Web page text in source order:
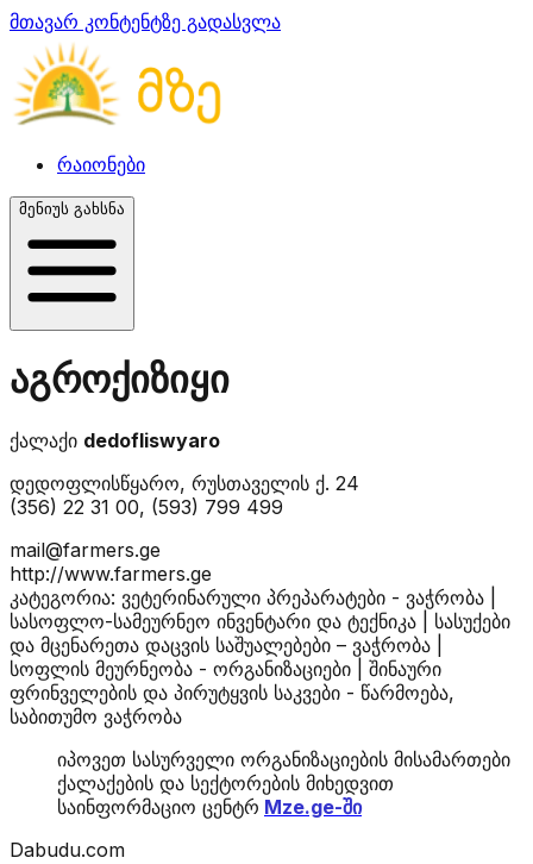
მთავარ კონტენტზე გადასვლა
რაიონები
მენიუს გახსნა
აგროქიზიყი
ქალაქი dedofliswyaro
დედოფლისწყარო, რუსთაველის ქ. 24
(356) 22 31 00, (593) 799 499
mail@farmers.ge
http://www.farmers.ge
კატეგორია: ვეტერინარული პრეპარატები - ვაჭრობა |
სასოფლო-სამეურნეო ინვენტარი და ტექნიკა | სასუქები
და მცენარეთა დაცვის საშუალებები – ვაჭრობა |
სოფლის მეურნეობა - ორგანიზაციები | შინაური
ფრინველების და პირუტყვის საკვები - წარმოება,
საბითუმო ვაჭრობა
იპოვეთ სასურველი ორგანიზაციების მისამართები
ქალაქების და სექტორების მიხედვით
საინფორმაციო ცენტრ Mze.ge-ში
Dabudu.com